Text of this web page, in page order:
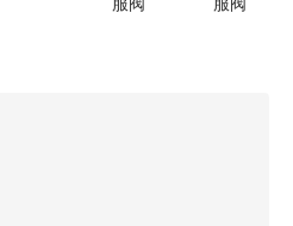
服阀 服阀